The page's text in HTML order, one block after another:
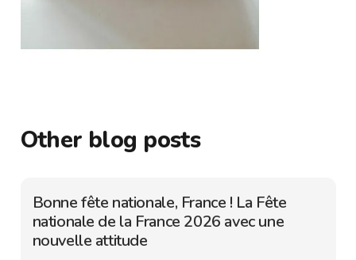
Other blog posts
Bonne fête nationale, France ! La Fête
nationale de la France 2026 avec une
nouvelle attitude